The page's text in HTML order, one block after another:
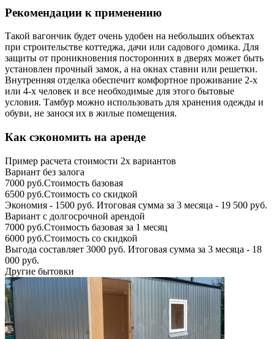
Рекомендации к применению
Такой вагончик будет очень удобен на небольших объектах
при строительстве коттеджа, дачи или садового домика. Для
защиты от проникновения посторонних в дверях может быть
установлен прочный замок, а на окнах ставни или решетки.
Внутренняя отделка обеспечит комфортное проживание 2-х
или 4-х человек и все необходимые для этого бытовые
условия. Тамбур можно использовать для хранения одежды и
обуви, не занося их в жилые помещения.
Как сэкономить на аренде
Пример расчета стоимости 2х вариантов
Вариант без залога
7000 руб.Стоимость базовая
6500 руб.Стоимость со скидкой
Экономия - 1500 руб. Итоговая сумма за 3 месяца - 19 500 руб.
Вариант с долгосрочной арендой
7000 руб.Стоимость базовая за 1 месяц
6000 руб.Стоимость со скидкой
Выгода составляет 3000 руб. Итоговая сумма за 3 месяца - 18
000 руб.
Другие бытовки